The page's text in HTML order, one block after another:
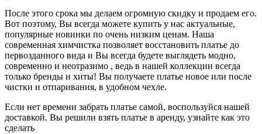
После этого срока мы делаем огромную скидку и продаем его.
Вот поэтому, Вы всегда можете купить у нас актуальные,
популярные новинки по очень низким ценам. Наша
современная химчистка позволяет восстановить платье до
первозданного вида и Вы всегда будете выглядеть модно,
современно и неотразимо , ведь в нашей коллекции всегда
только бренды и хиты! Вы получаете платье новое или после
чистки и отпаривания, в удобном чехле.
Если нет времени забрать платье самой, воспользуйся нашей
доставкой. Вы решили взять платье в аренду, узнайте как это
сделать